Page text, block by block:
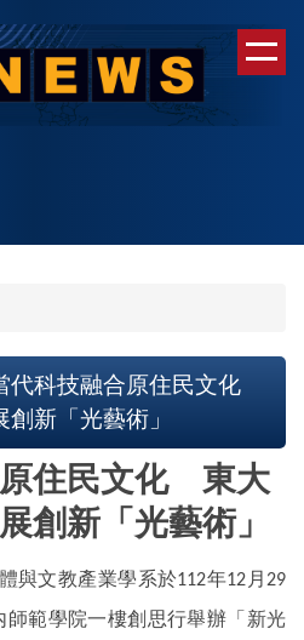
代科技融合原住民文化
新「光藝術」
住民文化 東大
創新「光藝術」
與文教產業學系於112年12月29
師範學院一樓創思行舉辦「新光